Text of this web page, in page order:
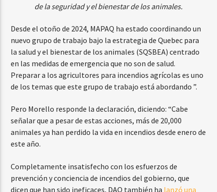
de la seguridad y el bienestar de los animales.
Desde el otoño de 2024, MAPAQ ha estado coordinando un
nuevo grupo de trabajo bajo la estrategia de Quebec para
la salud y el bienestar de los animales (SQSBEA) centrado
en las medidas de emergencia que no son de salud.
Preparar a los agricultores para incendios agrícolas es uno
de los temas que este grupo de trabajo está abordando ”.
Pero Morello responde la declaración, diciendo: “Cabe
señalar que a pesar de estas acciones, más de 20,000
animales ya han perdido la vida en incendios desde enero de
este año.
Completamente insatisfecho con los esfuerzos de
prevención y conciencia de incendios del gobierno, que
dicen que han sido ineficaces, DAQ también ha lanzó una